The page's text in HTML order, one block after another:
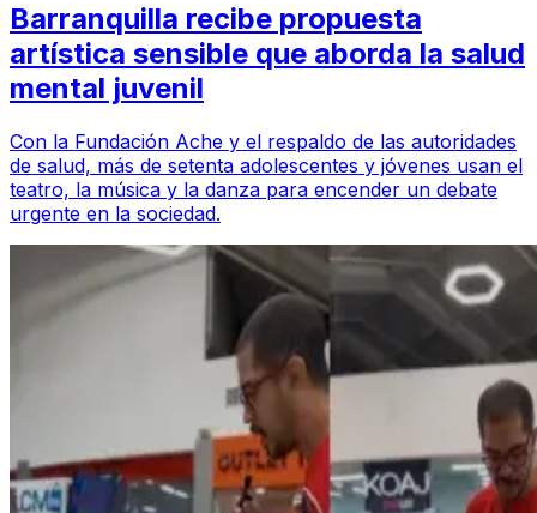
Barranquilla recibe propuesta
artística sensible que aborda la salud
mental juvenil
Con la Fundación Ache y el respaldo de las autoridades
de salud, más de setenta adolescentes y jóvenes usan el
teatro, la música y la danza para encender un debate
urgente en la sociedad.